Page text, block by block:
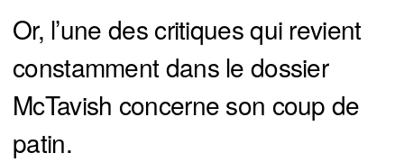
Or, l’une des critiques qui revient
constamment dans le dossier
McTavish concerne son coup de
patin.